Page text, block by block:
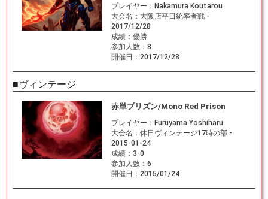
プレイヤー： Nakamura Koutarou
大会名： 大阪店平日統率者戦 -
2017/12/28
成績： 優勝
参加人数： 8
開催日： 2017/12/28
■ヴィンテージ
赤単プリズン/Mono Red Prison
プレイヤー： Furuyama Yoshiharu
大会名： 休日ヴィンテージ17時の部 -
2015-01-24
成績： 3-0
参加人数： 6
開催日： 2015/01/24